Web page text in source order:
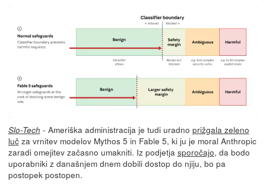
Slo-Tech - Ameriška administracija je tudi uradno prižgala zeleno
lučza vrnitev modelov Mythos 5 in Fable 5, ki ju je moral Anthropic
zaradi omejitev začasno umakniti. Iz podjetja sporočajo, da bodo
uporabniki z današnjem dnem dobili dostop do njiju, bo pa
postopek postopen.